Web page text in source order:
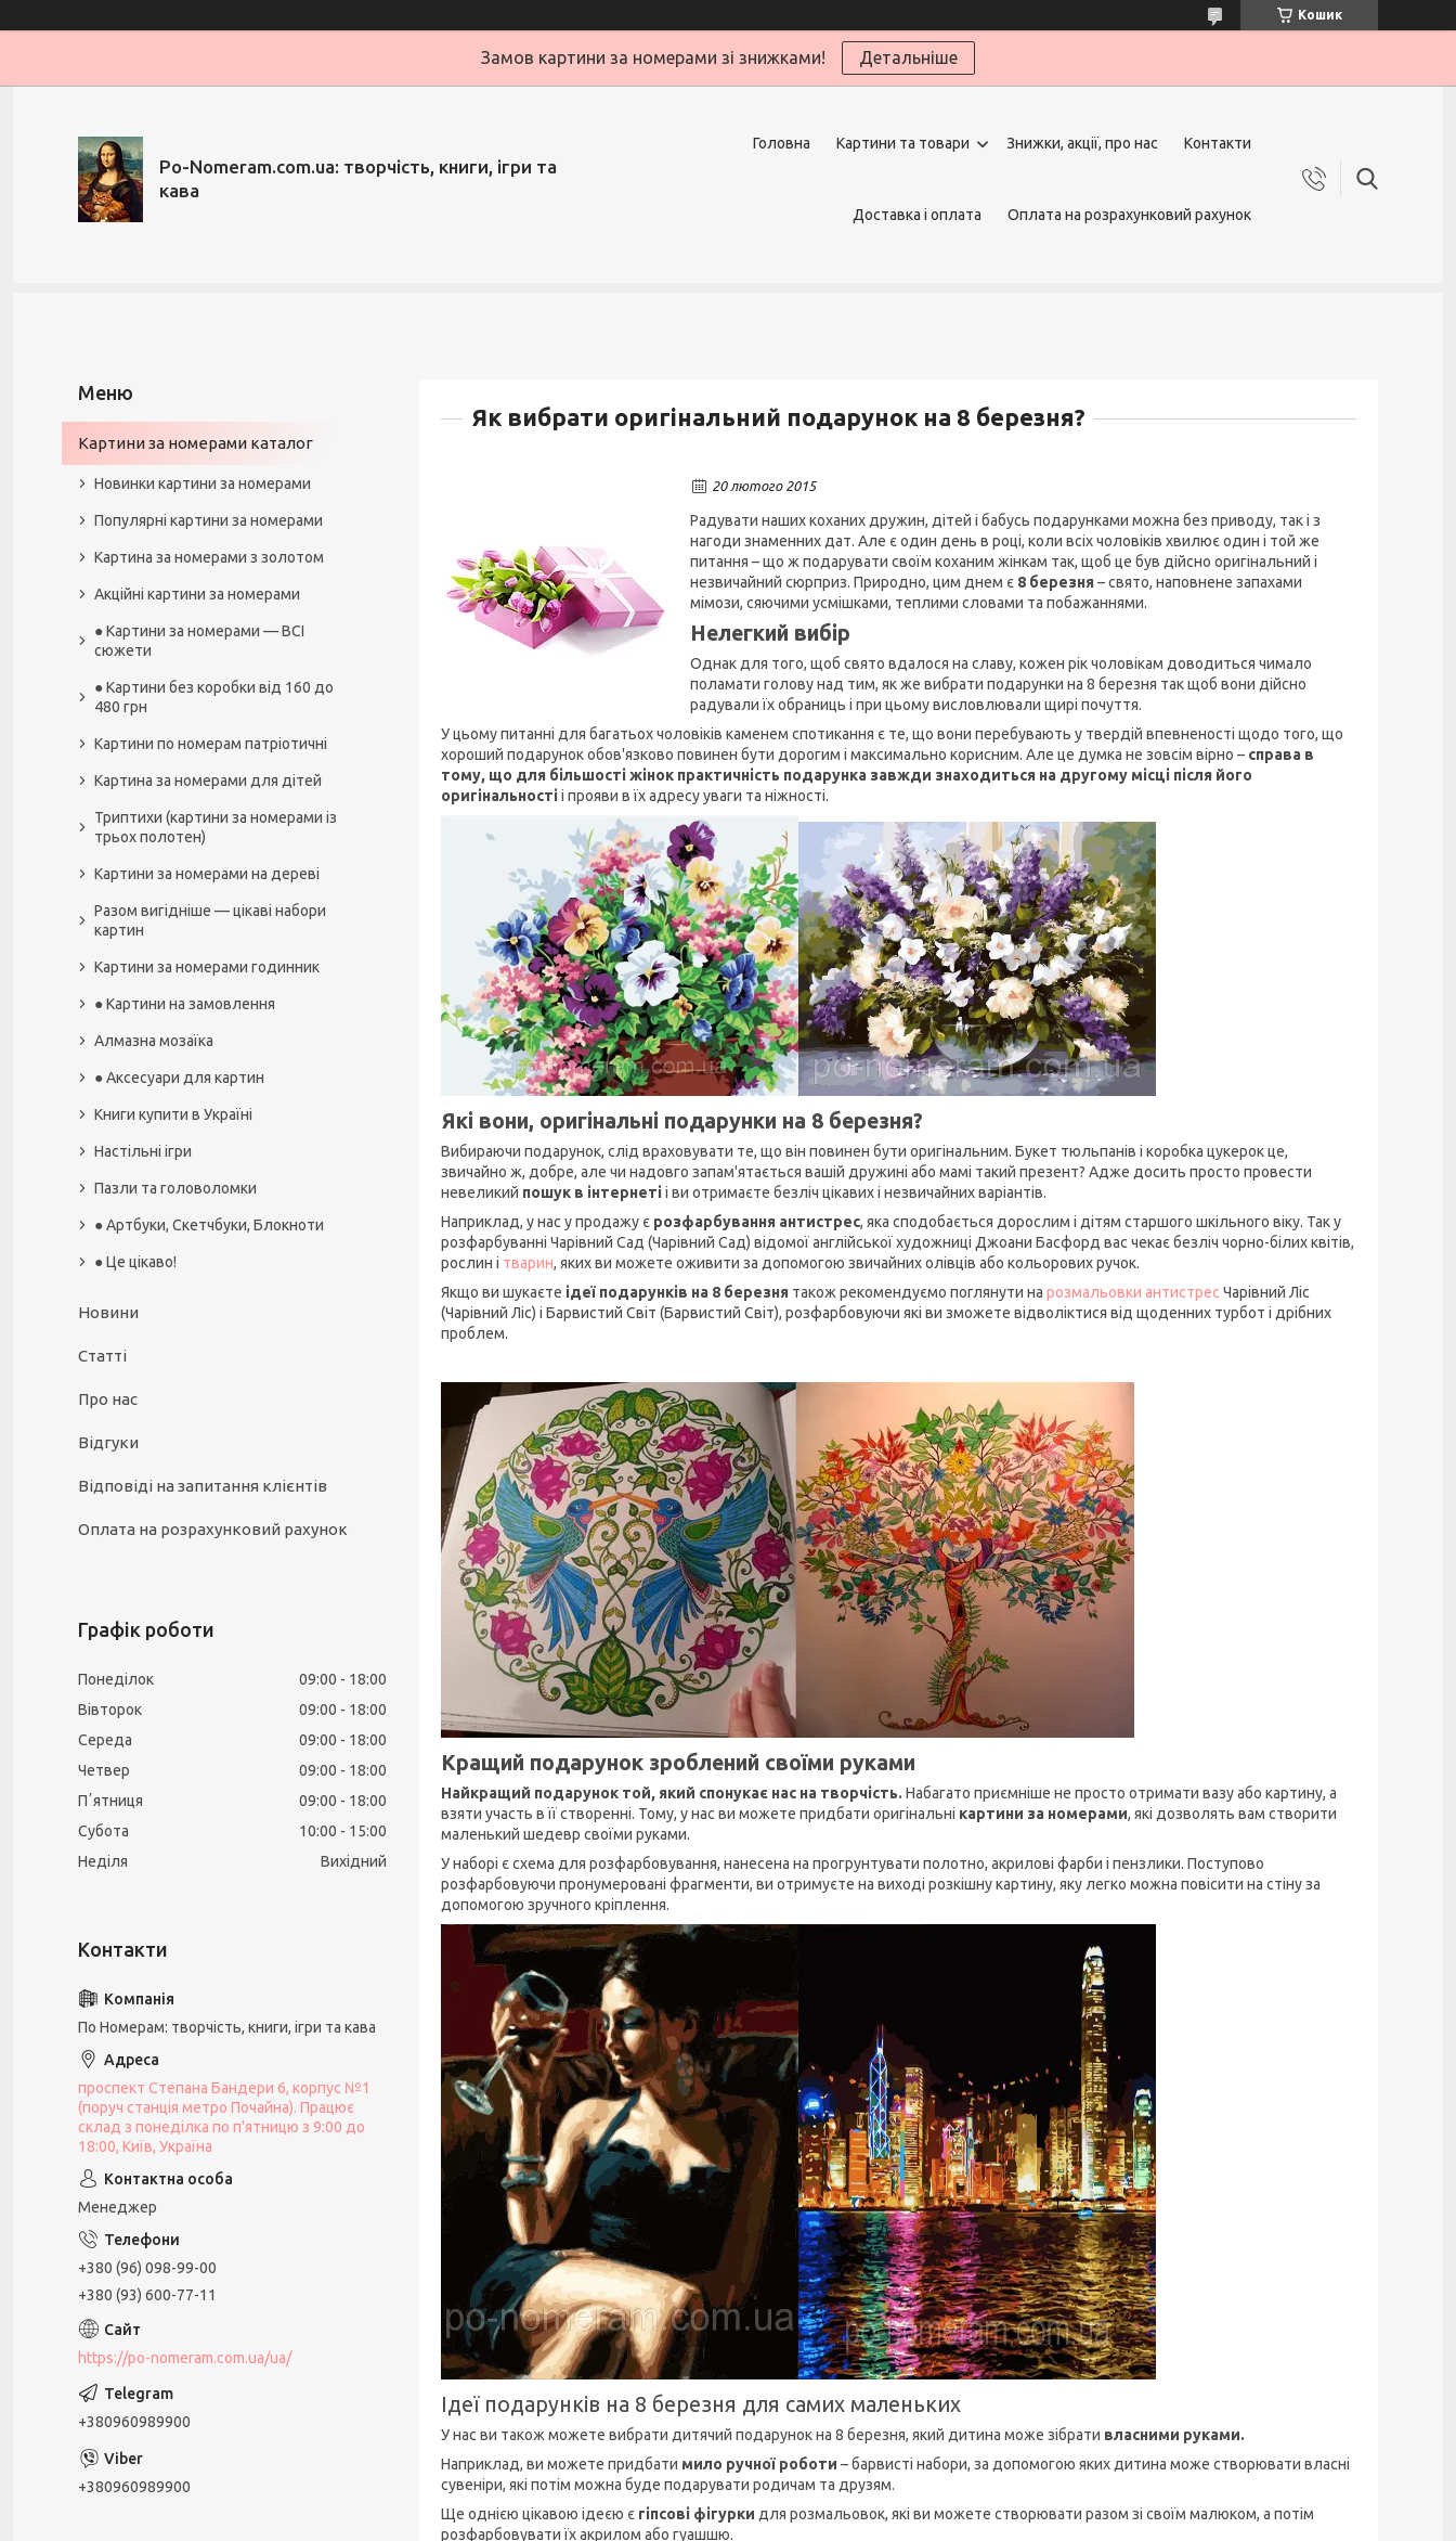
Кошик
Замов картини за номерами зі знижками! Детальніше
Po-Nomeram.com.ua: творчість, книги, ігри та
кава
Головна Картини та товари Знижки, акції, про нас Контакти
Доставка і оплата Оплата на розрахунковий рахунок
Як вибрати оригінальний подарунок на 8 березня?
20 лютого 2015
Радувати наших коханих дружин, дітей і бабусь подарунками можна без приводу, так і з
нагоди знаменних дат. Але є один день в році, коли всіх чоловіків хвилює один і той же
питання – що ж подарувати своїм коханим жінкам так, щоб це був дійсно оригінальний і
незвичайний сюрприз. Природно, цим днем є 8 березня – свято, наповнене запахами
мімози, сяючими усмішками, теплими словами та побажаннями.
Нелегкий вибір
Однак для того, щоб свято вдалося на славу, кожен рік чоловікам доводиться чимало
поламати голову над тим, як же вибрати подарунки на 8 березня так щоб вони дійсно
радували їх обраниць і при цьому висловлювали щирі почуття.
У цьому питанні для багатьох чоловіків каменем спотикання є те, що вони перебувають у твердій впевненості щодо того, що
хороший подарунок обов'язково повинен бути дорогим і максимально корисним. Але це думка не зовсім вірно – справа в
тому, що для більшості жінок практичність подарунка завжди знаходиться на другому місці після його
оригінальності і прояви в їх адресу уваги та ніжності.
Які вони, оригінальні подарунки на 8 березня?
Вибираючи подарунок, слід враховувати те, що він повинен бути оригінальним. Букет тюльпанів і коробка цукерок це,
звичайно ж, добре, але чи надовго запам'ятається вашій дружині або мамі такий презент? Адже досить просто провести
невеликий пошук в інтернеті і ви отримаєте безліч цікавих і незвичайних варіантів.
Наприклад, у нас у продажу є розфарбування антистрес, яка сподобається дорослим і дітям старшого шкільного віку. Так у
розфарбуванні Чарівний Сад (Чарівний Сад) відомої англійської художниці Джоани Басфорд вас чекає безліч чорно-білих квітів,
рослин і тварин, яких ви можете оживити за допомогою звичайних олівців або кольорових ручок.
Якщо ви шукаєте ідеї подарунків на 8 березня також рекомендуємо поглянути на розмальовки антистрес Чарівний Ліс
(Чарівний Ліс) і Барвистий Світ (Барвистий Світ), розфарбовуючи які ви зможете відволіктися від щоденних турбот і дрібних
проблем.
Кращий подарунок зроблений своїми руками
Найкращий подарунок той, який спонукає нас на творчість. Набагато приємніше не просто отримати вазу або картину, а
взяти участь в її створенні. Тому, у нас ви можете придбати оригінальні картини за номерами, які дозволять вам створити
маленький шедевр своїми руками.
У наборі є схема для розфарбовування, нанесена на прогрунтувати полотно, акрилові фарби і пензлики. Поступово
розфарбовуючи пронумеровані фрагменти, ви отримуєте на виході розкішну картину, яку легко можна повісити на стіну за
допомогою зручного кріплення.
Ідеї подарунків на 8 березня для самих маленьких
У нас ви також можете вибрати дитячий подарунок на 8 березня, який дитина може зібрати власними руками.
Наприклад, ви можете придбати мило ручної роботи – барвисті набори, за допомогою яких дитина може створювати власні
сувеніри, які потім можна буде подарувати родичам та друзям.
Ще однією цікавою ідеєю є гіпсові фігурки для розмальовок, які ви можете створювати разом зі своїм малюком, а потім
розфарбовувати їх акрилом або гуашшю.
Картини за номерами каталог
Новинки картини за номерами
Популярні картини за номерами
Картина за номерами з золотом
Акційні картини за номерами
● Картини за номерами — ВСІ
сюжети
● Картини без коробки від 160 до
480 грн
Картини по номерам патріотичні
Картина за номерами для дітей
Триптихи (картини за номерами із
трьох полотен)
Картини за номерами на дереві
Разом вигідніше — цікаві набори
картин
Картини за номерами годинник
● Картини на замовлення
Алмазна мозаїка
● Аксесуари для картин
Книги купити в Україні
Настільні ігри
Пазли та головоломки
● Артбуки, Скетчбуки, Блокноти
● Це цікаво!
Новини
Статті
Про нас
Відгуки
Відповіді на запитання клієнтів
Оплата на розрахунковий рахунок
Графік роботи
Понеділок 09:00
18:00
Вівторок
09:00
18:00
Середа
09:00
18:00
Четвер
09:00
18:00
Пʼятниця
09:00
18:00
Субота
10:00
15:00
Неділя
Вихідний
По Номерам: творчість, книги, ігри та кава
проспект Степана Бандери 6, корпус №1
(поруч станція метро Почайна). Працює
склад з понеділка по п'ятницю з 9:00 до
18:00, Київ, Україна
Менеджер
+380 (96) 098-99-00
+380 (93) 600-77-11
https://po-nomeram.com.ua/ua/
+380960989900
+380960989900